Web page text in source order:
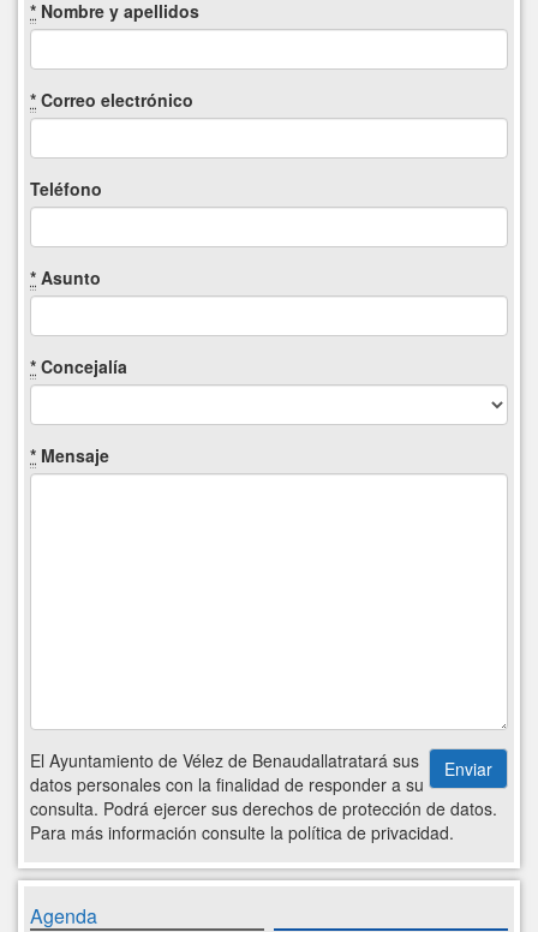
* Nombre y apellidos
* Correo electrónico
Teléfono
* Asunto
* Concejalía
* Mensaje
El Ayuntamiento de Vélez de Benaudallatratará sus
datos personales con la finalidad de responder a su
consulta. Podrá ejercer sus derechos de protección de datos.
Para más información consulte la política de privacidad.
Agenda